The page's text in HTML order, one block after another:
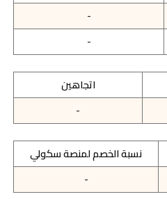
-
-
اتجاهين
-
نسبة الخصم لمنصة سكولي
-